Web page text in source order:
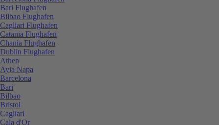
Bari Flughafen
Bilbao Flughafen
Cagliari Flughafen
Catania Flughafen
Chania Flughafen
Dublin Flughafen
Athen
Ayia Napa
Barcelona
Bari
Bilbao
Bristol
Cagliari
Cala d'Or